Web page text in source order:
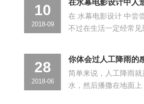
10
2018-09
在水幕电影设计中人
在 水幕电影设计 中尝
不过在生活一定经常
28
2018-06
你体会过人工降雨的
简单来说，人工降雨
水，然后播撒在地面